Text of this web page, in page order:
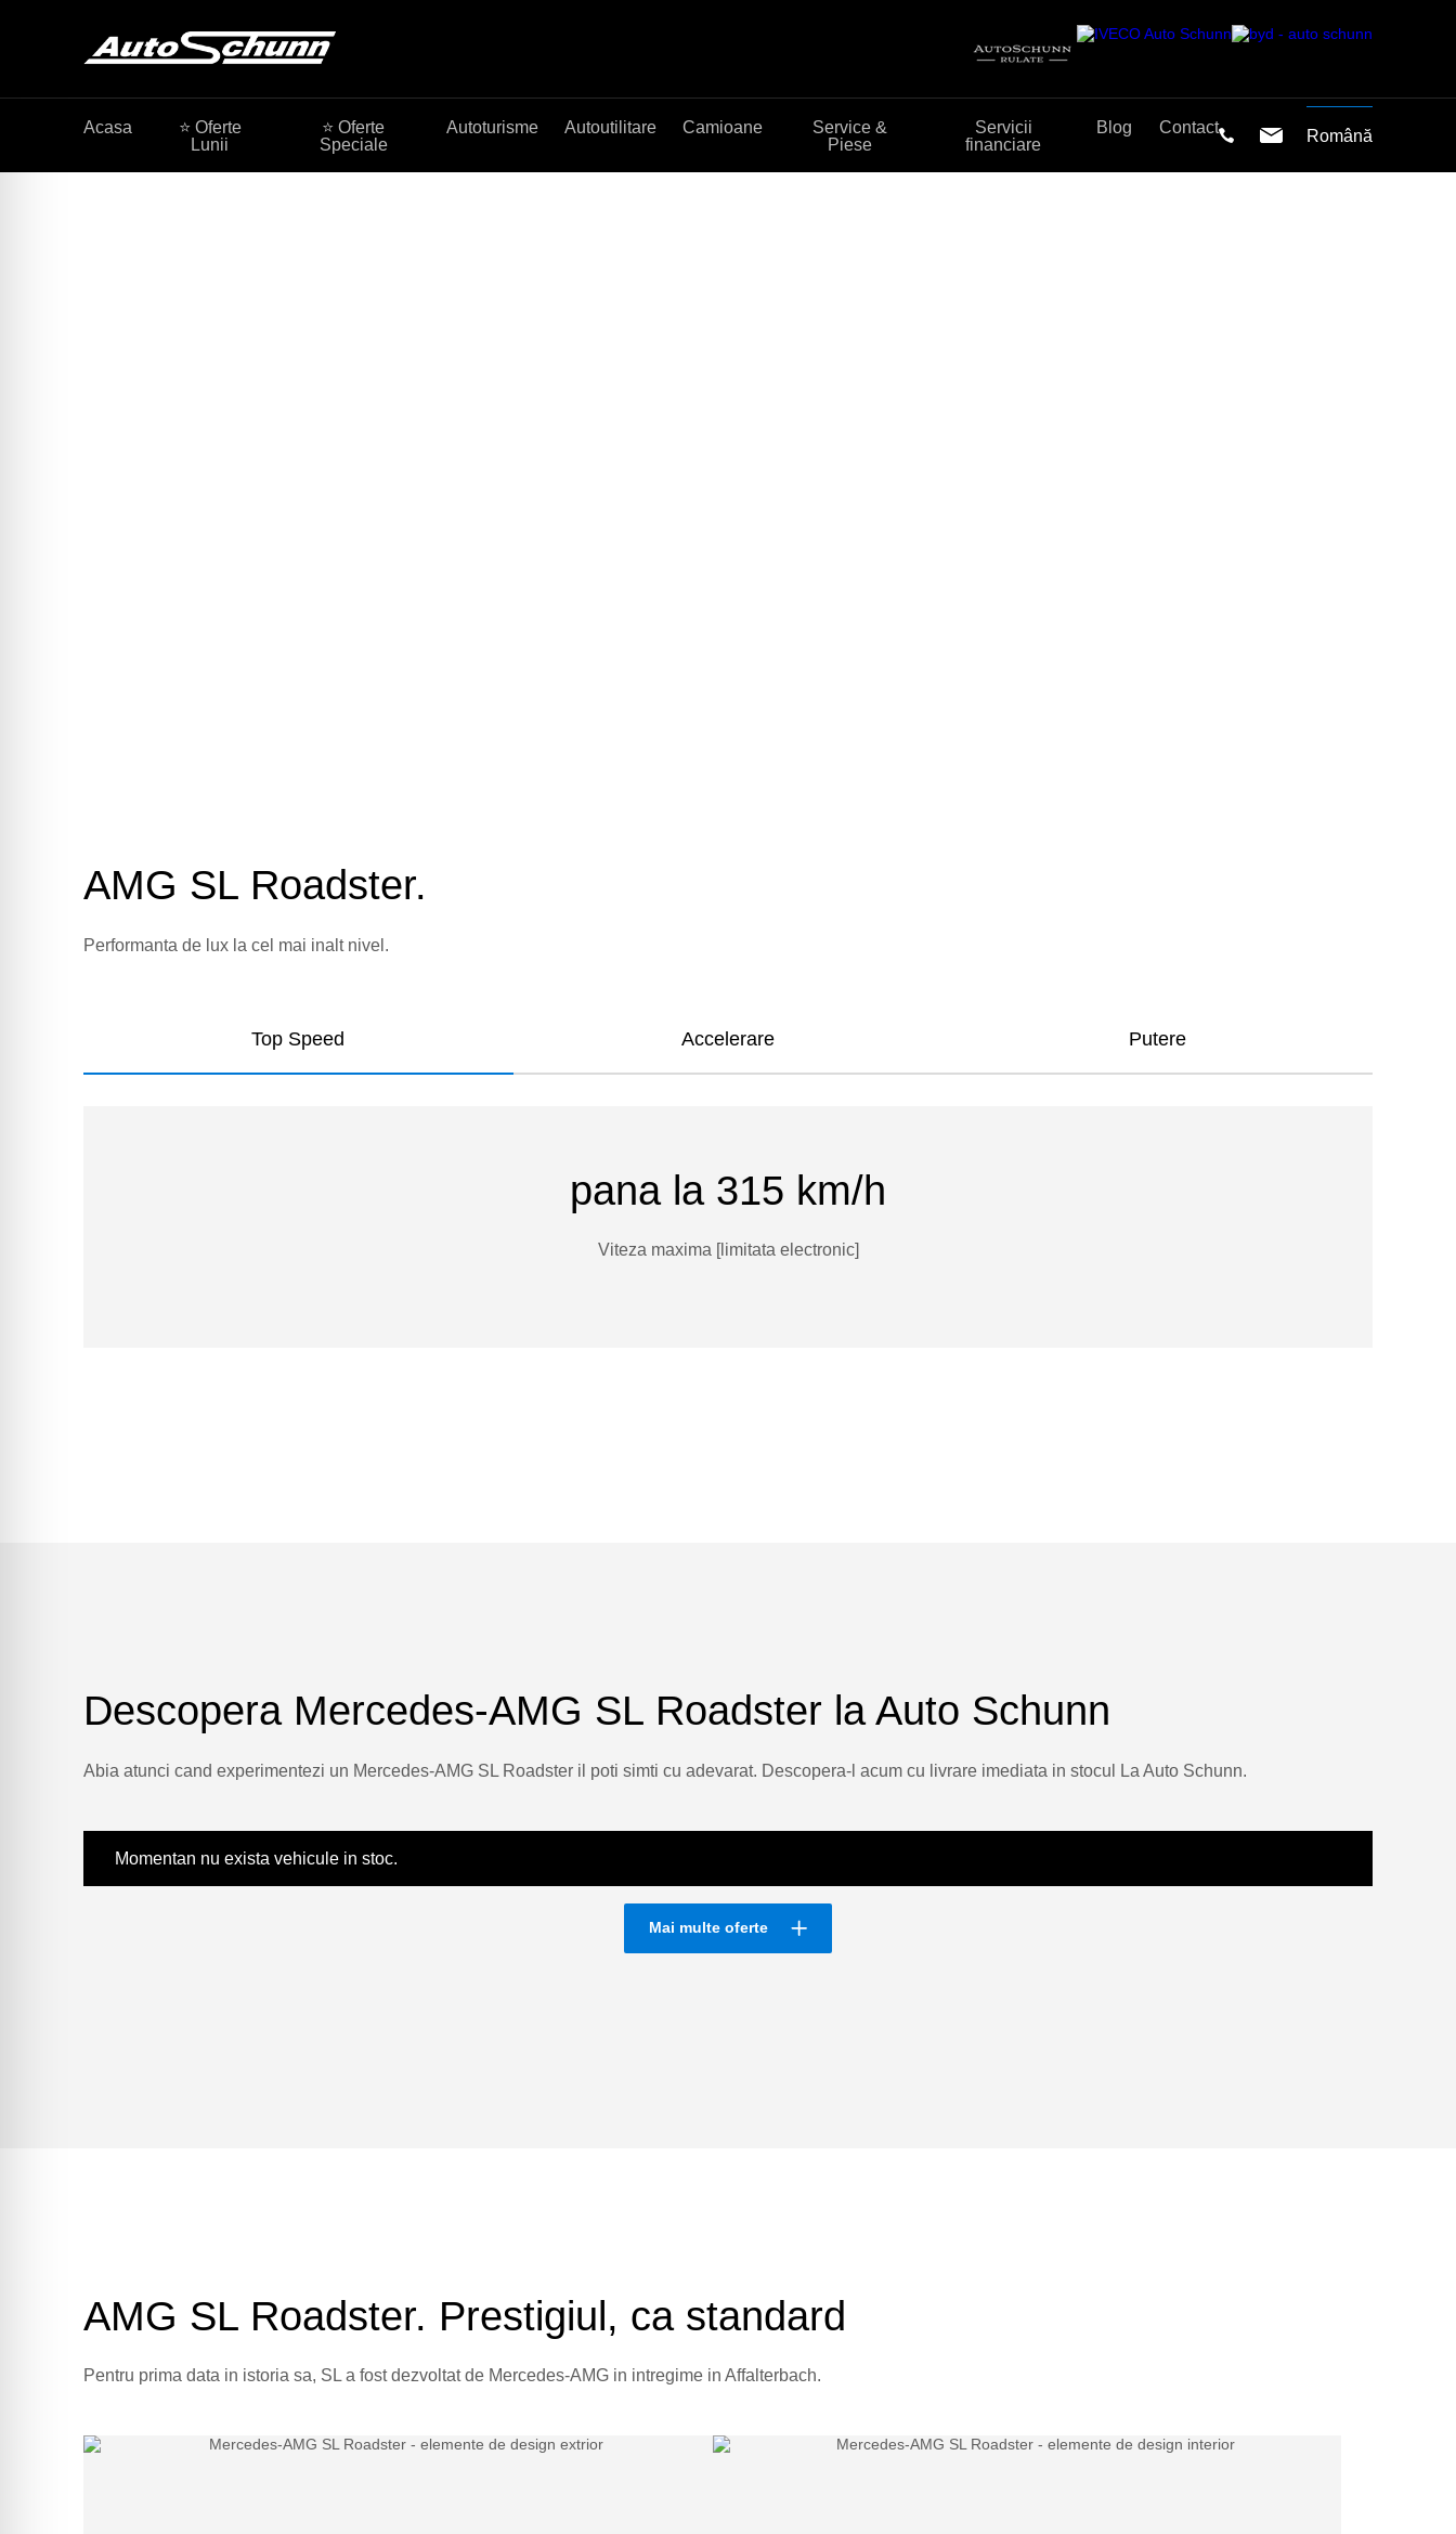
AMG SL Roadster.
Performanta de lux la cel mai inalt nivel.
Top Speed Accelerare Putere
pana la 315 km/h
Viteza maxima [limitata electronic]
Descopera Mercedes-AMG SL Roadster la Auto Schunn
Abia atunci cand experimentezi un Mercedes-AMG SL Roadster il poti simti cu adevarat. Descopera-l acum cu livrare imediata in stocul La Auto Schunn.
Momentan nu exista vehicule in stoc.
Mai multe oferte
AMG SL Roadster. Prestigiul, ca standard
Pentru prima data in istoria sa, SL a fost dezvoltat de Mercedes-AMG in intregime in Affalterbach.
Acasa
⭐ Oferte
Lunii
⭐ Oferte
Speciale
Autoturisme Autoutilitare Camioane
Service &
Piese
Servicii
financiare
Blog Contact Română